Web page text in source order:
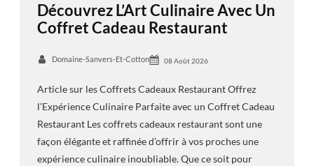
Découvrez L’Art Culinaire Avec Un
Coffret Cadeau Restaurant
Domaine-Sanvers-Et-Cotton 08 Août 2026
Article sur les Coffrets Cadeaux Restaurant Offrez
l’Expérience Culinaire Parfaite avec un Coffret Cadeau
Restaurant Les coffrets cadeaux restaurant sont une
façon élégante et raffinée d’offrir à vos proches une
expérience culinaire inoubliable. Que ce soit pour